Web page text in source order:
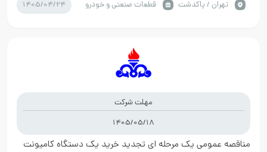
تهران / پاکدشت
قطعات صنعتی و خودرو 1405/04/24
مهلت شرکت
1405/05/18
مناقصه عمومی یک مرحله ای تجدید خرید یک دستگاه کامیونت